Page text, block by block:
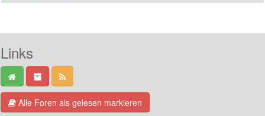
Links
Alle Foren als gelesen markieren